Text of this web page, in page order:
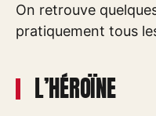
On retrouve
pratiquement tous
L’HÉROÏNE